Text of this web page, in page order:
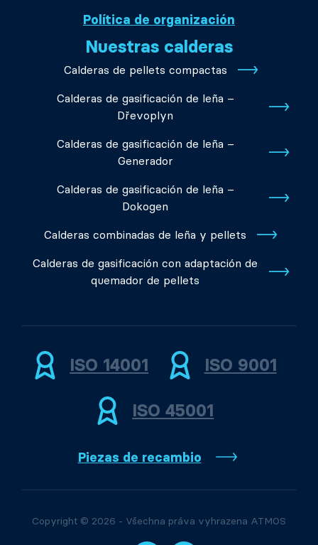
Política de organización
Nuestras calderas
Calderas de pellets compactas
Calderas de gasificación de leña –
Dřevoplyn
Calderas de gasificación de leña –
Generador
Calderas de gasificación de leña –
Dokogen
Calderas combinadas de leña y pellets
Calderas de gasificación con adaptación de
quemador de pellets
ISO 14001 ISO 9001
ISO 45001
Piezas de recambio
Copyright © 2026 - Všechna práva vyhrazena ATMOS